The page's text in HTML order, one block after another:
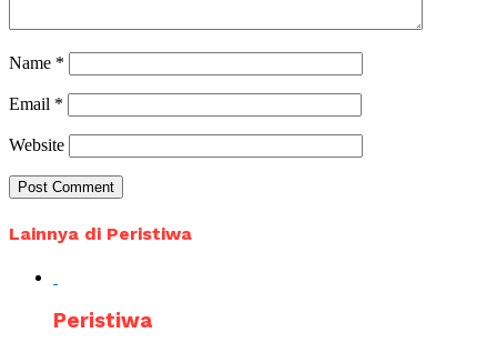
Name *
Email *
Website
Lainnya di Peristiwa
Peristiwa